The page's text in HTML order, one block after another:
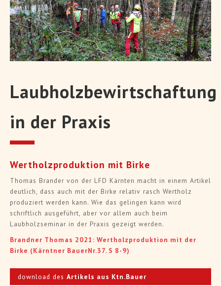
Laubholzbewirtschaftung
in der Praxis
Wertholzproduktion mit Birke
Thomas Brander von der LFD Kärnten macht in einem Artikel
deutlich, dass auch mit der Birke relativ rasch Wertholz
produziert werden kann. Wie das gelingen kann wird
schriftlich ausgeführt, aber vor allem auch beim
Laubholzseminar in der Praxis gezeigt werden.
Brandner Thomas 2021: Wertholzproduktion mit der
Birke (Kärntner BauerNr.37. S 8-9)
download des Artikels aus Ktn.Bauer